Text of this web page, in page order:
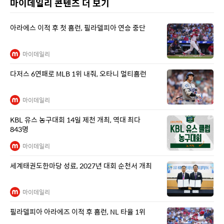
아라에스 이적 후 첫 홈런, 필라델피아 연승 중단
마이데일리
다저스 6연패로 MLB 1위 내줘, 오타니 멀티홈런
마이데일리
KBL 유스 농구대회 14일 제천 개최, 역대 최다
843명
마이데일리
세계태권도한마당 성료, 2027년 대회 순천서 개최
마이데일리
필라델피아 아라에즈 이적 후 홈런, NL 타율 1위